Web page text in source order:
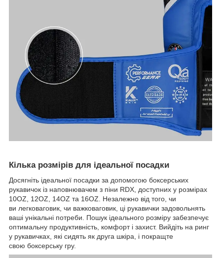
Кілька розмірів для ідеальної посадки
Досягніть ідеальної посадки за допомогою боксерських
рукавичок із наповнювачем з піни RDX, доступних у розмірах
10OZ, 12OZ, 14OZ та 16OZ. Незалежно від того, чи
ви легковаговик, чи важковаговик, ці рукавички задовольнять
ваші унікальні потреби. Пошук ідеального розміру забезпечує
оптимальну продуктивність, комфорт і захист. Вийдіть на ринг
у рукавичках, які сидять як друга шкіра, і покращте
свою боксерську гру.